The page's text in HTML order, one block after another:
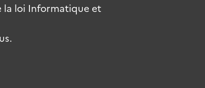
la loi Informatique et